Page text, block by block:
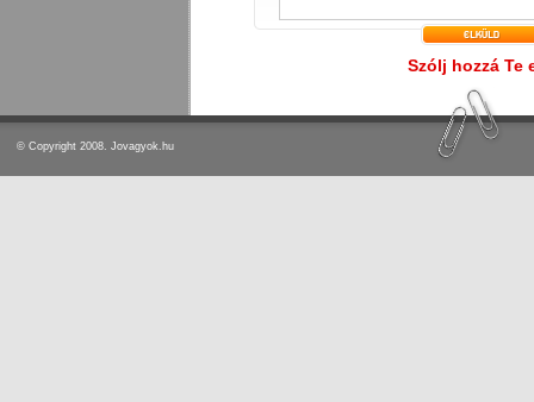
Szólj hozzá Te
© Copyright 2008. Jovagyok.hu